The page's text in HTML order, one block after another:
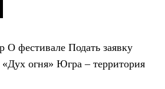
О фестивале Подать заявку
огня» Югра – территория